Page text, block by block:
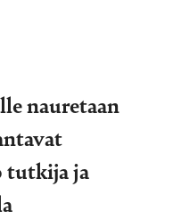
nauretaan
tutkija ja